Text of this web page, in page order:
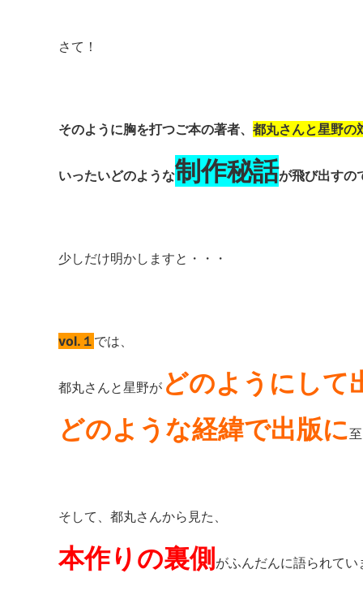
さて！
そのように胸を打つご本の著者、 都丸さんと星野の
いったいどのような制作秘話が飛び出すの
少しだけ明かしますと・・・
vol.１ では、
都丸さんと星野が どのようにして
どのような経緯で出版に
そして、都丸さんから見た、
本作りの裏側がふんだんに語られてい